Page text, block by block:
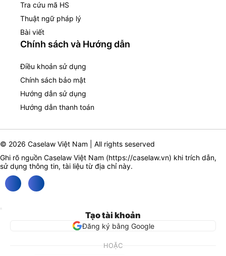
Tra cứu mã HS
Thuật ngữ pháp lý
Bài viết
Chính sách và Hướng dẫn
Điều khoản sử dụng
Chính sách bảo mật
Hướng dẫn sử dụng
Hướng dẫn thanh toán
© 2026 Caselaw Việt Nam | All rights seserved
Ghi rõ nguồn Caselaw Việt Nam (https://caselaw.vn) khi trích dẫn,
sử dụng thông tin, tài liệu từ địa chỉ này.
Tạo tài khoản
Đăng ký bằng Google
HOẶC